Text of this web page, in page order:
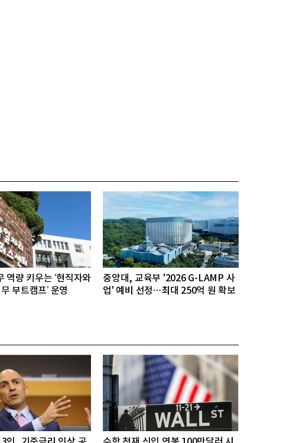
역량 키우는 ‘현직자와
부트캠프’ 운영
중앙대, 교육부 '2026 G-LAMP 사
업' 예비 선정…최대 250억 원 확보